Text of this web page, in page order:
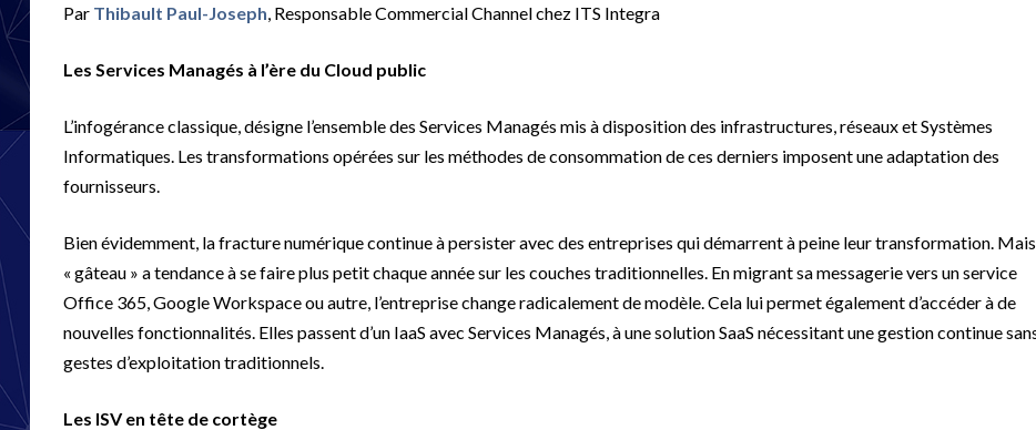
Par Thibault Paul-Joseph, Responsable Commercial Channel chez ITS Integra
Les Services Managés à l’ère du Cloud public
L’infogérance classique, désigne l’ensemble des Services Managés mis à disposition des infrastructures, réseaux et Systèmes
Informatiques. Les transformations opérées sur les méthodes de consommation de ces derniers imposent une adaptation des
fournisseurs.
Bien évidemment, la fracture numérique continue à persister avec des entreprises qui démarrent à peine leur transformation.
« gâteau » a tendance à se faire plus petit chaque année sur les couches traditionnelles. En migrant sa messagerie vers un service
Office 365, Google Workspace ou autre, l’entreprise change radicalement de modèle. Cela lui permet également d’accéder à de
nouvelles fonctionnalités. Elles passent d’un IaaS avec Services Managés, à une solution SaaS nécessitant une gestion continue
gestes d’exploitation traditionnels.
Les ISV en tête de cortège